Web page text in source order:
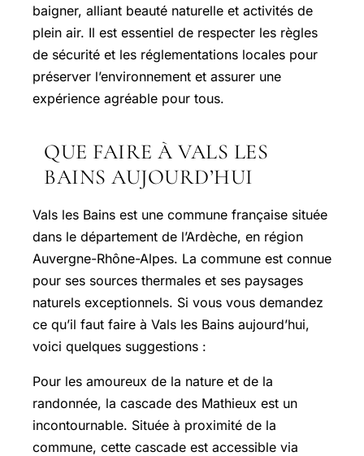
baigner, alliant beauté naturelle et activités de
plein air. Il est essentiel de respecter les règles
de sécurité et les réglementations locales pour
préserver l’environnement et assurer une
expérience agréable pour tous.
QUE FAIRE À VALS LES
BAINS AUJOURD’HUI
Vals les Bains est une commune française située
dans le département de l’Ardèche, en région
Auvergne-Rhône-Alpes. La commune est connue
pour ses sources thermales et ses paysages
naturels exceptionnels. Si vous vous demandez
ce qu’il faut faire à Vals les Bains aujourd’hui,
voici quelques suggestions :
Pour les amoureux de la nature et de la
randonnée, la cascade des Mathieux est un
incontournable. Située à proximité de la
commune, cette cascade est accessible via